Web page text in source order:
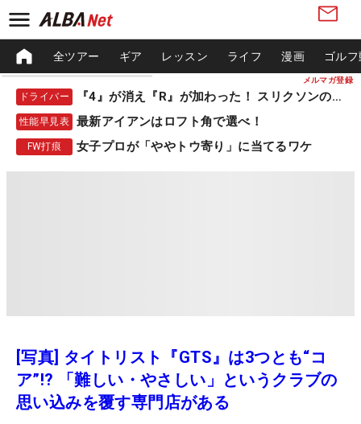
メルマガ登録
全ツアー ギア レッスン ライフ 漫画 ゴル
ドライバー 『4』が消え『R』が加わった！ スリクソンの新作
性能早見表 最新アイアンはロフト角で選べ！
FW打痕 女子プロが「ややトウ寄り」に当てるワケ
[写真] タイトリスト『GTS』は3つとも“コ
ア”!? 「難しい・やさしい」というクラブの
思い込みを覆す専門店がある